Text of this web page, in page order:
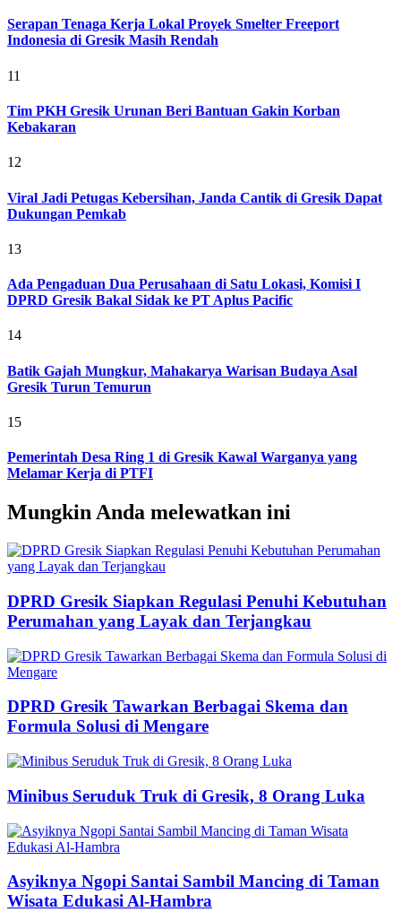
Serapan Tenaga Kerja Lokal Proyek Smelter Freeport
Indonesia di Gresik Masih Rendah
11
Tim PKH Gresik Urunan Beri Bantuan Gakin Korban
Kebakaran
12
Viral Jadi Petugas Kebersihan, Janda Cantik di Gresik Dapat
Dukungan Pemkab
13
Ada Pengaduan Dua Perusahaan di Satu Lokasi, Komisi I
DPRD Gresik Bakal Sidak ke PT Aplus Pacific
14
Batik Gajah Mungkur, Mahakarya Warisan Budaya Asal
Gresik Turun Temurun
15
Pemerintah Desa Ring 1 di Gresik Kawal Warganya yang
Melamar Kerja di PTFI
Mungkin Anda melewatkan ini
DPRD Gresik Siapkan Regulasi Penuhi Kebutuhan
Perumahan yang Layak dan Terjangkau
DPRD Gresik Tawarkan Berbagai Skema dan
Formula Solusi di Mengare
Minibus Seruduk Truk di Gresik, 8 Orang Luka
Asyiknya Ngopi Santai Sambil Mancing di Taman
Wisata Edukasi Al-Hambra